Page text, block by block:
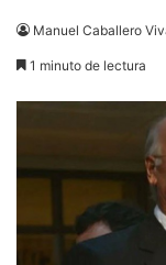
Manuel Caballero
1 minuto de lectura